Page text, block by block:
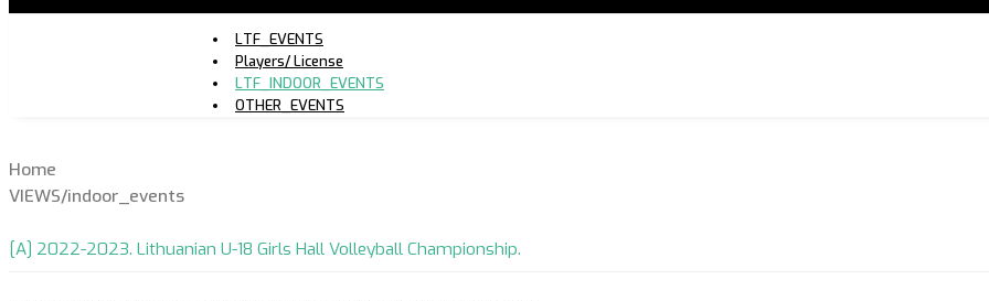
LTF_EVENTS
Players/ License
LTF_INDOOR_EVENTS
OTHER_EVENTS
Home
VIEWS/indoor_events
[A] 2022-2023. Lithuanian U-18 Girls Hall Volleyball Championship.